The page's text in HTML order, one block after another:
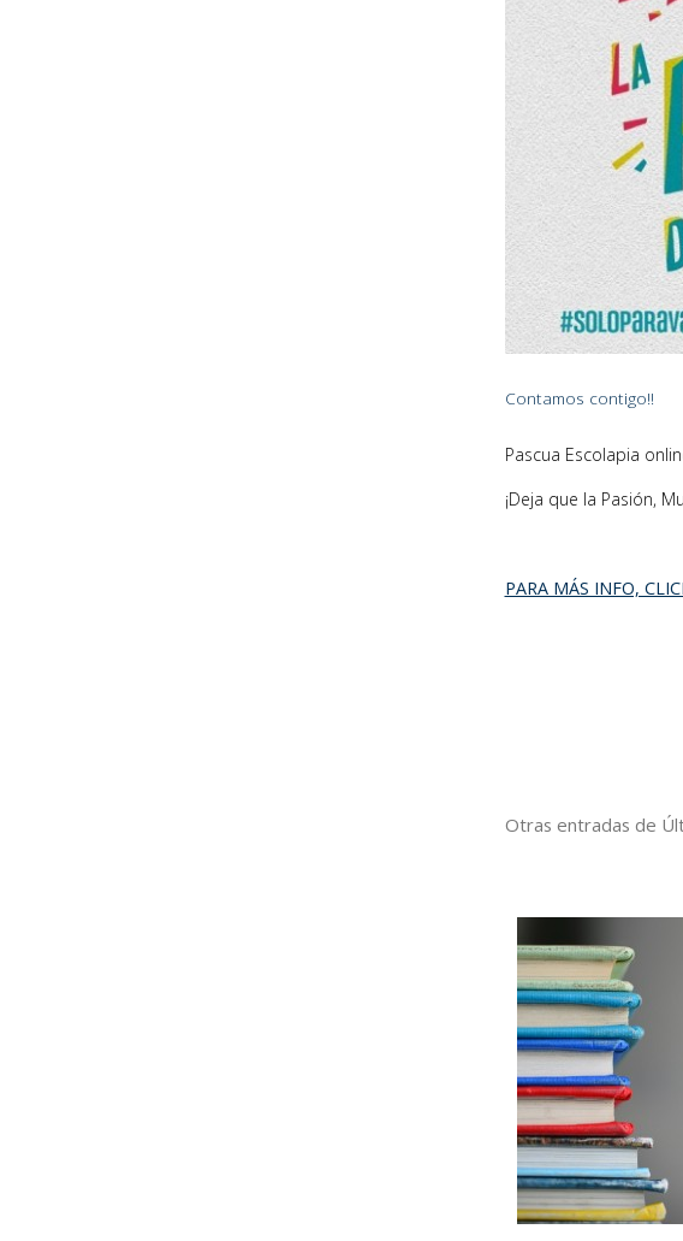
Contamos contigo!!
Pascua Escolapia
¡Deja que la Pasión,
PARA MÁS INFO,
Otras entradas de